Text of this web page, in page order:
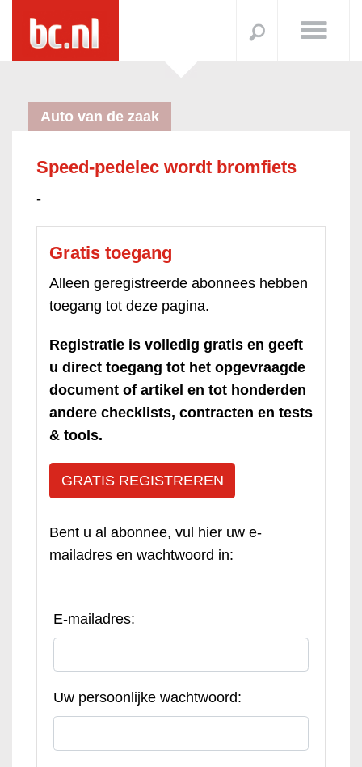
Auto van de zaak
Speed-pedelec wordt bromfiets
-
Gratis toegang
Alleen geregistreerde abonnees hebben
toegang tot deze pagina.
Registratie is volledig gratis en geeft
u direct toegang tot het opgevraagde
document of artikel en tot honderden
andere checklists, contracten en tests
& tools.
GRATIS REGISTREREN
Bent u al abonnee, vul hier uw e-
mailadres en wachtwoord in:
E-mailadres:
Uw persoonlijke wachtwoord: